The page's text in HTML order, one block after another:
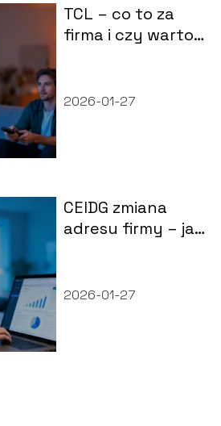
TCL – co to za
firma i czy warto
2026-01-27
CEIDG zmiana
adresu firmy – jak
po kroku?
2026-01-27